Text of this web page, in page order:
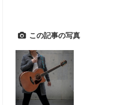
この記事の写真